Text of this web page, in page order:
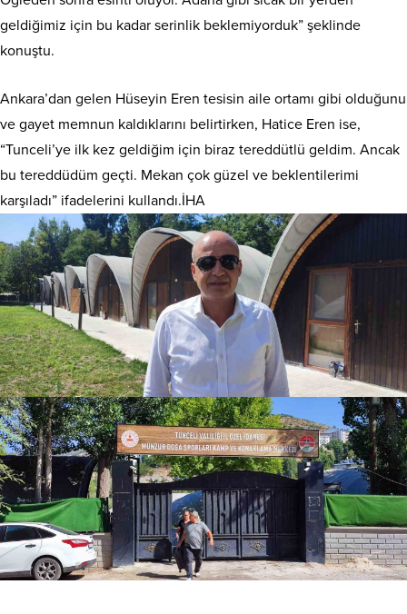
geldiğimiz için bu kadar serinlik beklemiyorduk” şeklinde
konuştu.
Ankara’dan gelen Hüseyin Eren tesisin aile ortamı gibi olduğunu
ve gayet memnun kaldıklarını belirtirken, Hatice Eren ise,
“Tunceli’ye ilk kez geldiğim için biraz tereddütlü geldim. Ancak
bu tereddüdüm geçti. Mekan çok güzel ve beklentilerimi
karşıladı” ifadelerini kullandı.İHA